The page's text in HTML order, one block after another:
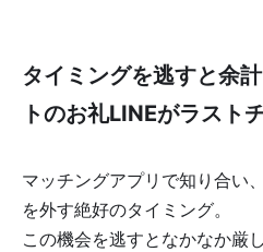
タイミングを逃すと余
トのお礼LINEがラスト
マッチングアプリで知り合い
を外す絶好のタイミング。
この機会を逃すとなかなか厳